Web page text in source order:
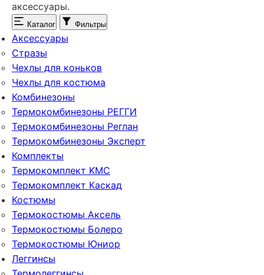
аксессуары.
Каталог Фильтры
Аксессуары
Стразы
Чехлы для коньков
Чехлы для костюма
Комбинезоны
Термокомбинезоны РЕГГИ
Термокомбинезоны Реглан
Термокомбинезоны Эксперт
Комплекты
Термокомплект KMC
Термокомплект Каскад
Костюмы
Термокостюмы Аксель
Термокостюмы Болеро
Термокостюмы Юниор
Леггинсы